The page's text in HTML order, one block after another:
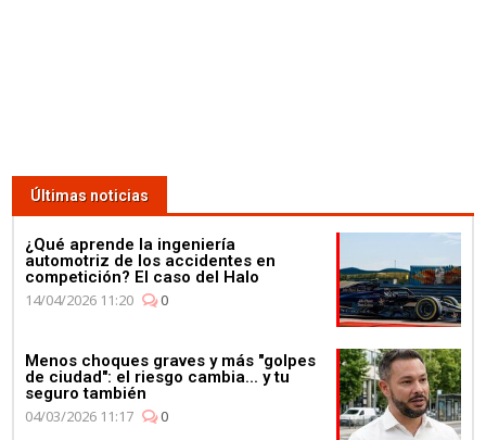
Últimas noticias
¿Qué aprende la ingeniería
automotriz de los accidentes en
competición? El caso del Halo
14/04/2026 11:20
0
Menos choques graves y más "golpes
de ciudad": el riesgo cambia... y tu
seguro también
04/03/2026 11:17
0